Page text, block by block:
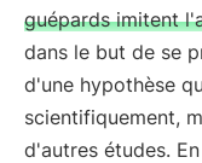
guépards imitent
dans le but de se
d'une hypothèse
scientifiquement,
d'autres études.